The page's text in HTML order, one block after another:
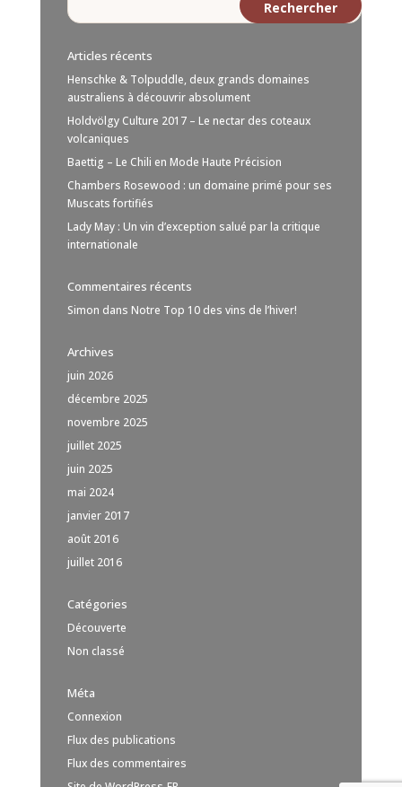
Articles récents
Henschke & Tolpuddle, deux grands domaines
australiens à découvrir absolument
Holdvölgy Culture 2017 – Le nectar des coteaux
volcaniques
Baettig – Le Chili en Mode Haute Précision
Chambers Rosewood : un domaine primé pour ses
Muscats fortifiés
Lady May : Un vin d’exception salué par la critique
internationale
Commentaires récents
Simon dans Notre Top 10 des vins de l’hiver!
Archives
juin 2026
décembre 2025
novembre 2025
juillet 2025
juin 2025
mai 2024
janvier 2017
août 2016
juillet 2016
Catégories
Découverte
Non classé
Méta
Connexion
Flux des publications
Flux des commentaires